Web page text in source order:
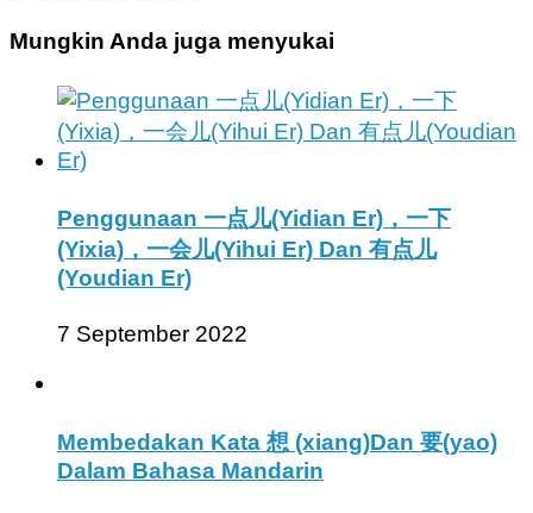
Mungkin Anda juga menyukai
Penggunaan 一点儿(Yidian Er)，一下
(Yixia)，一会儿(Yihui Er) Dan 有点儿
(Youdian Er)
7 September 2022
Membedakan Kata 想 (xiang)Dan 要(yao)
Dalam Bahasa Mandarin